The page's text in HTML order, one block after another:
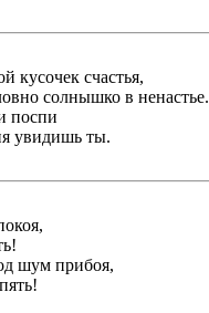
кусочек счастья,
солнышко в ненастье.
поспи
увидишь ты.
шум прибоя,